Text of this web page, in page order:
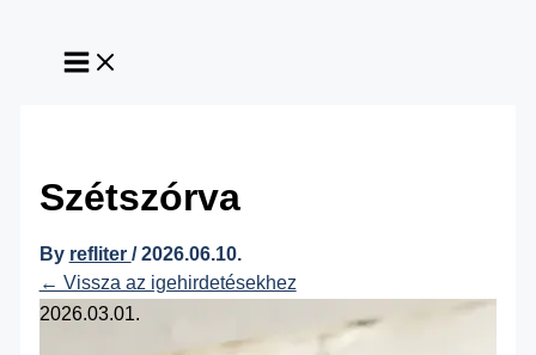
Szétszórva
By refliter /2026.06.10.
← Vissza az igehirdetésekhez
2026.03.01.